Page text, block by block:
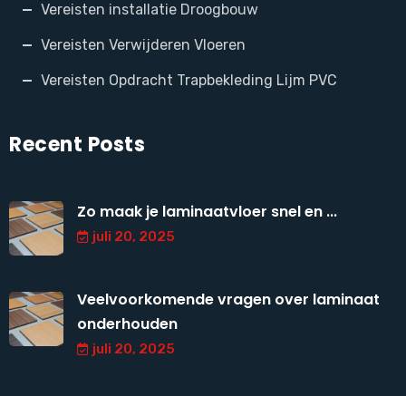
Vereisten installatie Droogbouw
Vereisten Verwijderen Vloeren
Vereisten Opdracht Trapbekleding Lijm PVC
Recent Posts
Zo maak je laminaatvloer snel en ...
juli 20, 2025
Veelvoorkomende vragen over laminaat
onderhouden
juli 20, 2025